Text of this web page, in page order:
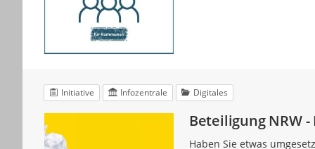
Initiative Infozentrale Digitales
Beteiligung NRW
Haben Sie etwas